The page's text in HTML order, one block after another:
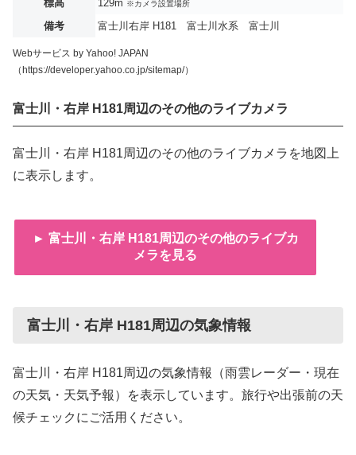
標高 129m ※カメラ設置場所
備考 富士川右岸 H181 富士川水系 富士川
Webサービス by Yahoo! JAPAN
（https://developer.yahoo.co.jp/sitemap/）
富士川・右岸 H181周辺のその他のライブカメラ
富士川・右岸 H181周辺のその他のライブカメラを地図上
に表示します。
► 富士川・右岸 H181周辺のその他のライブカ
メラを見る
富士川・右岸 H181周辺の気象情報
富士川・右岸 H181周辺の気象情報（雨雲レーダー・現在
の天気・天気予報）を表示しています。旅行や出張前の天
候チェックにご活用ください。